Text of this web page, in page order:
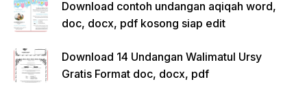
Download contoh undangan aqiqah word,
doc, docx, pdf kosong siap edit
Download 14 Undangan Walimatul Ursy
Gratis Format doc, docx, pdf